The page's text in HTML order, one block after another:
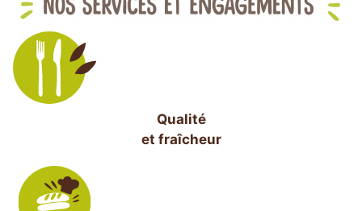
Qualité
et fraîcheur